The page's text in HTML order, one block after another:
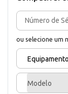
ou selecione um
Equipamento
Modelo